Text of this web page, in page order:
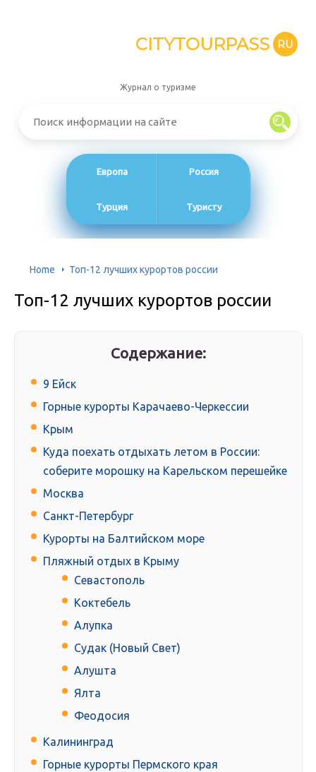
CITYTOURPASS RU
Журнал о туризме
Европа Россия
Турция Туристу
Home Топ-12 лучших курортов россии
Топ-12 лучших курортов россии
Содержание:
9 Ейск
Горные курорты Карачаево-Черкессии
Крым
Куда поехать отдыхать летом в России:
соберите морошку на Карельском перешейке
Москва
Санкт-Петербург
Курорты на Балтийском море
Пляжный отдых в Крыму
Севастополь
Коктебель
Алупка
Судак (Новый Свет)
Алушта
Ялта
Феодосия
Калининград
Горные курорты Пермского края